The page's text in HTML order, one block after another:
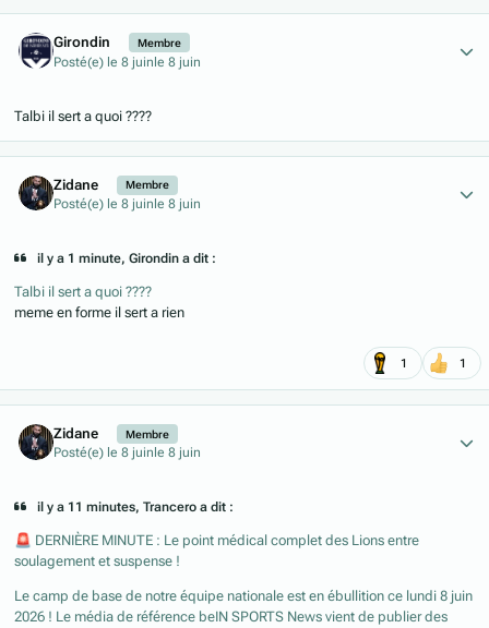
Girondin Membre
Posté(e) le 8 juinle 8 juin
Talbi il sert a quoi ????
Zidane Membre
Posté(e) le 8 juin le 8 juin
il y a 1 minute, Girondin a dit :
Talbi il sert a quoi ????
meme en forme il sert a rien
1 1
Zidane Membre
Posté(e) le 8 juin le 8 juin
il y a 11 minutes, Trancero a dit :
🚨 DERNIÈRE MINUTE : Le point médical complet des Lions entre
soulagement et suspense !
Le camp de base de notre équipe nationale est en ébullition ce lundi 8 juin
2026 ! Le média de référence beIN SPORTS News vient de publier des